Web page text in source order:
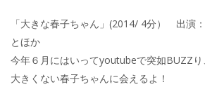
「大きな春子ちゃん」(2014/ 4分） 出演
とほか
今年６月にはいってyoutubeで突如BUZZ
大きくない春子ちゃんに会えるよ！